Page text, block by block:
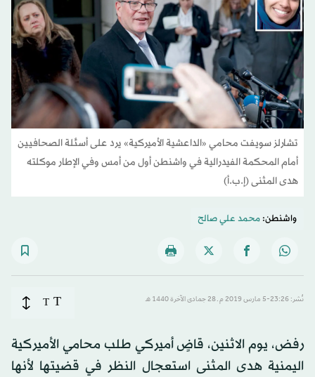
تشارلز سويفت محامي «الداعشية الأميركية» يرد على أسئلة الصحافيين
أمام المحكمة الفيدرالية في واشنطن أول من أمس وفي الإطار موكلته
هدى المثنى (إ.ب.أ)
واشنطن:محمد علي صالح
نُشر: 23:26-5 مارس 2019 م ـ 28 جمادى الآخرة 1440 هـ T
T
رفض، يوم الاثنين، قاضٍ أميركي طلب محامي الأميركية
اليمنية هدى المثنى استعجال النظر في قضيتها لأنها